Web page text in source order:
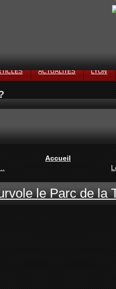
ACTUALITÉS LYON
Accueil
le Parc de la